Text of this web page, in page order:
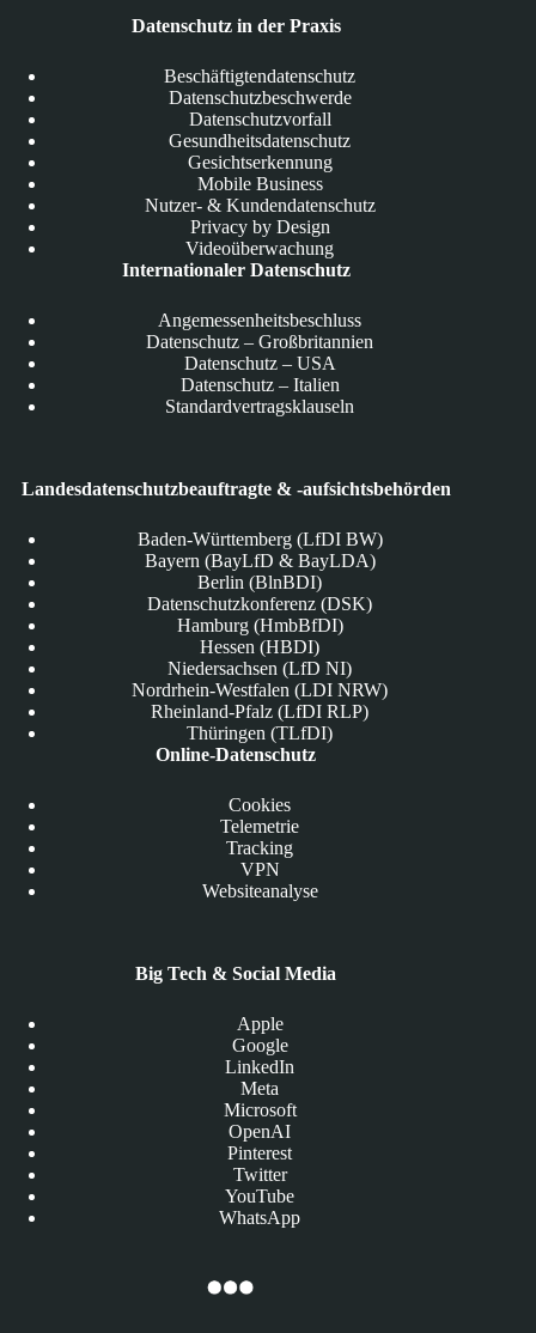
Datenschutz in der Praxis
Beschäftigtendatenschutz
Datenschutzbeschwerde
Datenschutzvorfall
Gesundheitsdatenschutz
Gesichtserkennung
Mobile Business
Nutzer- & Kundendatenschutz
Privacy by Design
Videoüberwachung
Internationaler Datenschutz
Angemessenheitsbeschluss
Datenschutz – Großbritannien
Datenschutz – USA
Datenschutz – Italien
Standardvertragsklauseln
Landesdatenschutzbeauftragte & -aufsichtsbehörden
Baden-Württemberg (LfDI BW)
Bayern (BayLfD & BayLDA)
Berlin (BlnBDI)
Datenschutzkonferenz (DSK)
Hamburg (HmbBfDI)
Hessen (HBDI)
Niedersachsen (LfD NI)
Nordrhein-Westfalen (LDI NRW)
Rheinland-Pfalz (LfDI RLP)
Thüringen (TLfDI)
Online-Datenschutz
Cookies
Telemetrie
Tracking
VPN
Websiteanalyse
Big Tech & Social Media
Apple
Google
LinkedIn
Meta
Microsoft
OpenAI
Pinterest
Twitter
YouTube
WhatsApp